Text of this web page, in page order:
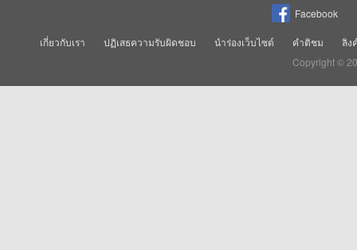
Facebook
เกี่ยวกับเรา ปฏิเสธความรับผิดชอบ นำร่องเว็บไซต์ คำติชม
ลิง
Copyright ©